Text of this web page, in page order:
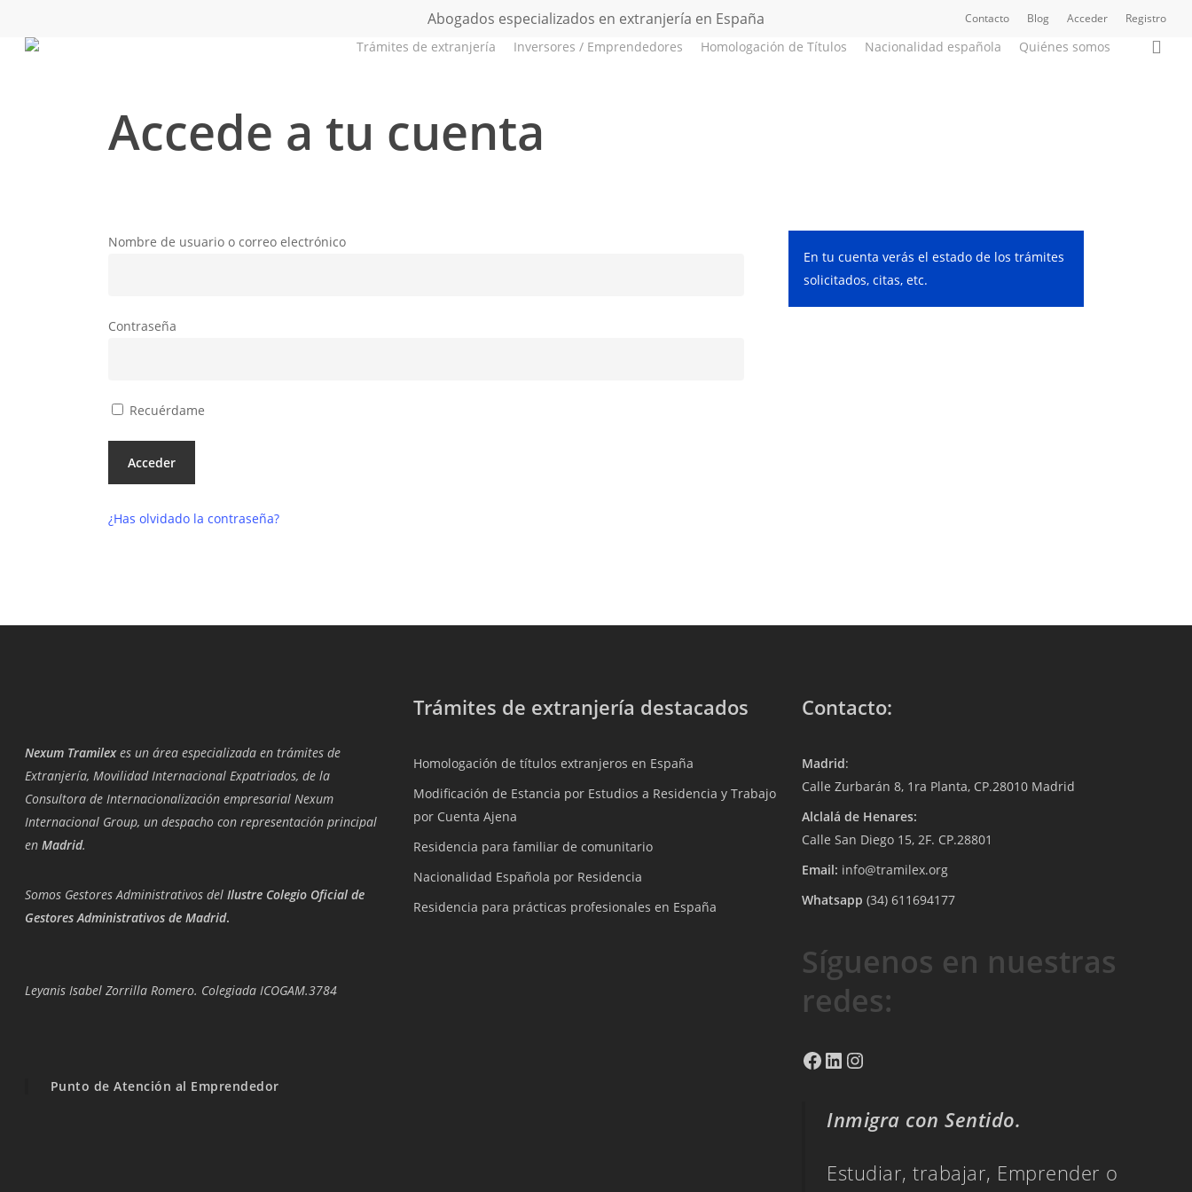
main
Abogados especializados en extranjería en España Contacto Blog Acceder Registro
Trámites de extranjería Inversores / Emprendedores Homologación de Títulos Nacionalidad española Quiénes somos
Accede a tu cuenta
Nombre de usuario o correo electrónico
Contraseña
Recuérdame
¿Has olvidado la contraseña?
En tu cuenta verás el estado de los trámites
solicitados, citas, etc.
Nexum Tramilexes un área especializada en trámites de
Extranjería, Movilidad Internacional Expatriados, de la
Consultora de Internacionalización empresarial Nexum
Internacional Group, un despacho con representación principal
en Madrid.
Somos Gestores Administrativos del Ilustre Colegio Oficial de
Gestores Administrativos de Madrid.
Leyanis Isabel Zorrilla Romero. Colegiada ICOGAM.3784
Punto de Atención al Emprendedor
Trámites de extranjería destacados
Homologación de títulos extranjeros en España
Modificación de Estancia por Estudios a Residencia y Trabajo
por Cuenta Ajena
Residencia para familiar de comunitario
Nacionalidad Española por Residencia
Residencia para prácticas profesionales en España
Contacto:
Madrid:
Calle Zurbarán 8, 1ra Planta, CP.28010 Madrid
Alclalá de Henares:
Calle San Diego 15, 2F. CP.28801
Email: info@tramilex.org
Whatsapp (34) 611694177
Síguenos en nuestras
redes:
Facebook
LinkedIn
Inmigra con Sentido.
Estudiar, trabajar, Emprender o